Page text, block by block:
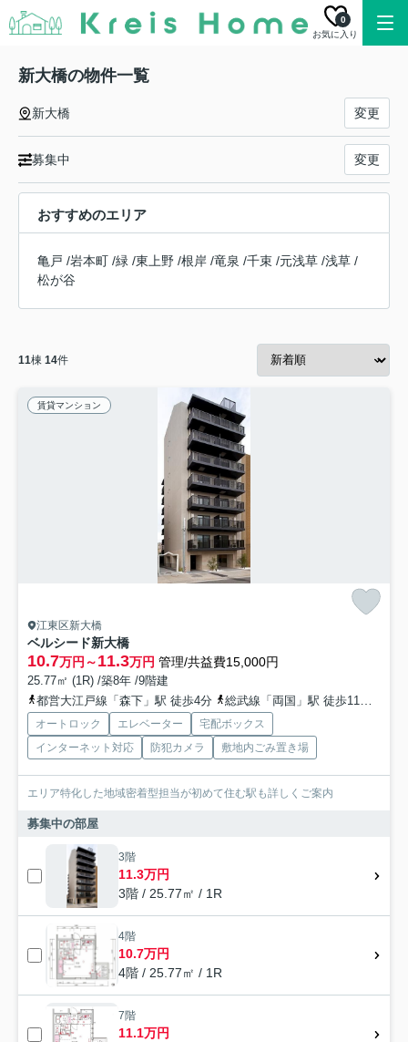
お気に入り
0
新大橋の物件一覧
新大橋 変更
募集中 変更
おすすめのエリア
亀戸 /岩本町 /緑 /東上野 /根岸 /竜泉 /千束 /元浅草 /浅草 /
松が谷
11棟 14件
賃貸マンション
江東区新大橋
ベルシード新大橋
10.7万円～11.3万円 管理/共益費15,000円
25.77㎡ (1R) /築8年 /9階建
都営大江戸線「森下」駅 徒歩4分
総武線「両国」駅 徒歩11分
オートロック エレベーター
宅配ボックス
インターネット対応
防犯カメラ 敷地内ごみ置き場
エリア特化した地域密着型担当が初めて住む駅も詳しくご案内
募集中の部屋
3階
11.3万円
3階 / 25.77㎡ / 1R
4階
10.7万円
4階 / 25.77㎡ / 1R
7階
11.1万円